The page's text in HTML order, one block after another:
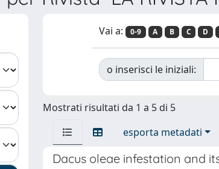
Vai a: 0-9 A B C D
o inserisci le iniziali:
Mostrati risultati da 1 a 5 di 5
esporta metadati
Dacus oleae infestation and